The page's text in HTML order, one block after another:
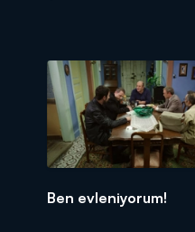
Ben evleniyorum!